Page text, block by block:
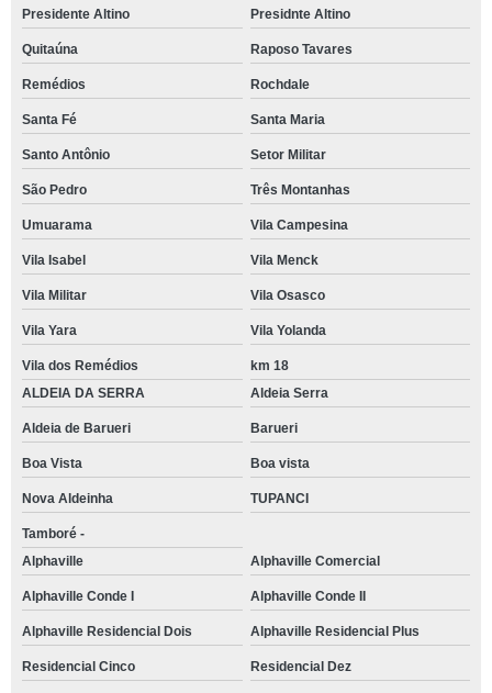
Presidente Altino Presidnte Altino
Quitaúna Raposo Tavares
Remédios Rochdale
Santa Fé Santa Maria
Santo Antônio Setor Militar
São Pedro Três Montanhas
Umuarama Vila Campesina
Vila Isabel Vila Menck
Vila Militar Vila Osasco
Vila Yara Vila Yolanda
Vila dos Remédios
km 18
ALDEIA DA SERRA
Aldeia Serra
Aldeia de Barueri Barueri
Boa Vista Boa vista
Nova Aldeinha TUPANCI
Tamboré -
Alphaville
Alphaville Comercial
Alphaville Conde I Alphaville Conde II
Alphaville Residencial Dois Alphaville Residencial Plus
Residencial Cinco Residencial Dez